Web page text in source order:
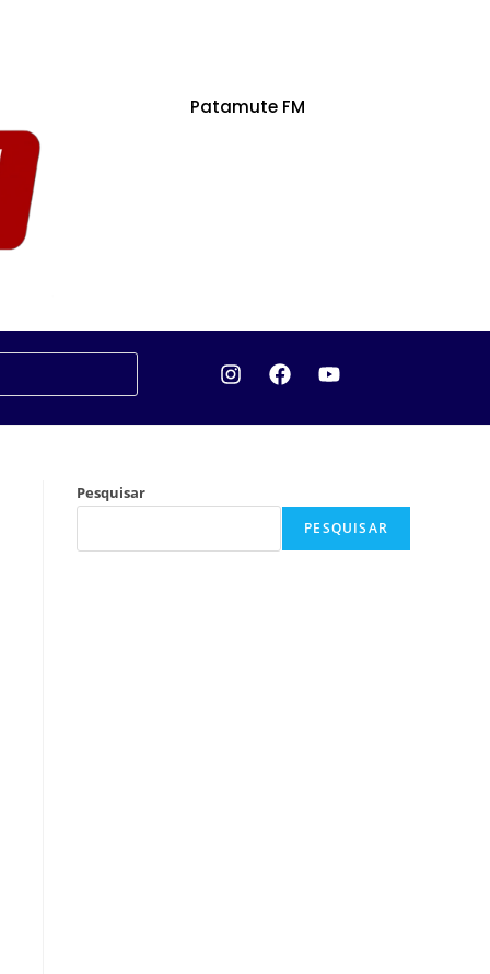
Patamute FM
Pesquisar
PESQUISAR